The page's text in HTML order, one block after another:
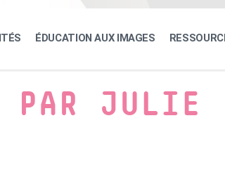
ÉDUCATION AUX IMAGES
JULIE